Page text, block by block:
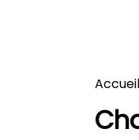
Accueil